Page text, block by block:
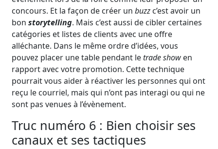
concours. Et la façon de créer un buzz c’est avoir un
bon storytelling. Mais c’est aussi de cibler certaines
catégories et listes de clients avec une offre
alléchante. Dans le même ordre d’idées, vous
pouvez placer une table pendant letrade show en
rapport avec votre promotion. Cette technique
pourrait vous aider à réactiver les personnes qui ont
reçu le courriel, mais qui n’ont pas interagi ou qui ne
sont pas venues à l’évènement.
Truc numéro 6 : Bien choisir ses
canaux et ses tactiques